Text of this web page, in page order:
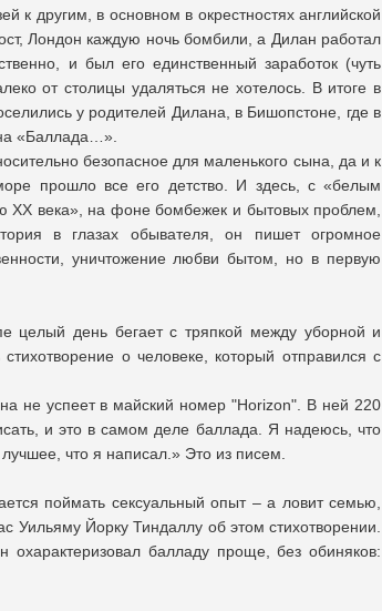
к другим, в основном в окрестностях английской
Лондон каждую ночь бомбили, а Дилан работал
и был его единственный заработок (чуть
от столицы удаляться не хотелось. В итоге в
у родителей Дилана, в Бишопстоне, где в
«Баллада…».
безопасное для маленького сына, да и к
прошло все его детство. И здесь, с «белым
XX века», на фоне бомбежек и бытовых проблем,
в глазах обывателя, он пишет огромное
уничтожение любви бытом, но в первую
целый день бегает с тряпкой между уборной и
о человеке, который отправился с
не успеет в майский номер "Horizon". В ней 220
и это в самом деле баллада. Я надеюсь, что
что я написал.» Это из писем.
поймать сексуальный опыт – а ловит семью,
Уильяму Йорку Тиндаллу об этом стихотворении.
балладу проще, без обиняков: